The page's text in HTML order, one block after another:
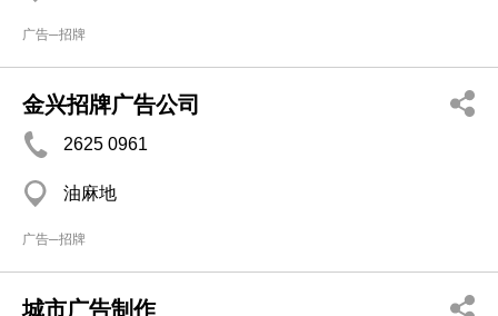
广告─招牌
金兴招牌广告公司
2625 0961
油麻地
广告─招牌
城市广告制作